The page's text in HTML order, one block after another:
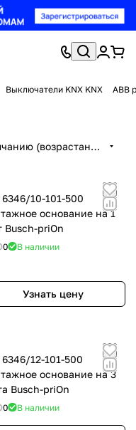
Выключатели KNX KNX ABB
По умолчанию (возрастание)
6346/10-101-500
основание на 1
Busch-priOn
0 В наличии
Узнать цену
6346/12-101-500
основание на 3
Busch-priOn
0 В наличии